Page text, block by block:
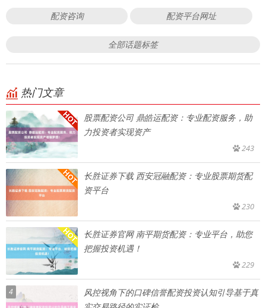
配资咨询 配资平台网址
全部话题标签
热门文章
股票配资公司 鼎皓运配资：专业配资服务，助
力投资者实现资产
243
长胜证券下载 西安冠融配资：专业股票期货配
资平台
230
长胜证券官网 南平期货配资：专业平台，助您
把握投资机遇！
229
4
风控视角下的口碑信誉配资投资认知引导基于真